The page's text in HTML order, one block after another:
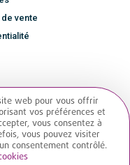
vente
web pour vous offrir
vos préférences et
vous consentez à
vous pouvez visiter
consentement contrôlé.